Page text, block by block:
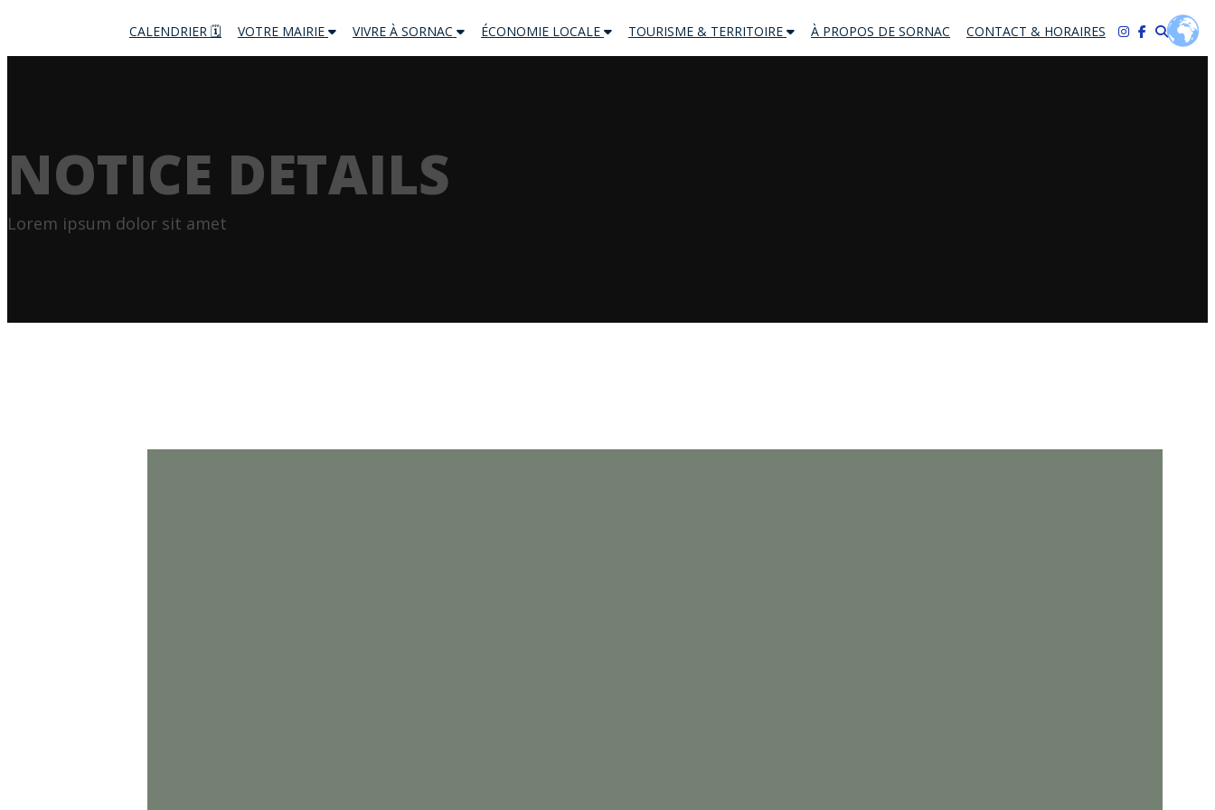
CALENDRIER 🗓 VOTRE MAIRIE VIVRE À SORNAC ÉCONOMIE LOCALE TOURISME & TERRITOIRE À PROPOS DE SORNAC CONTACT & HORAIRES
NOTICE DETAILS
Lorem ipsum dolor sit amet